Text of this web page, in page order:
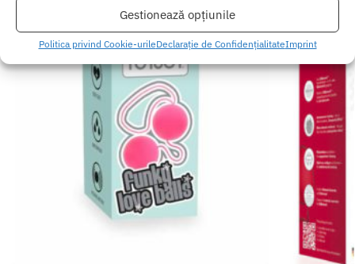
Gestionează opțiunile
Politica privind Cookie-urileDeclarație de ConfidențialitateImprint